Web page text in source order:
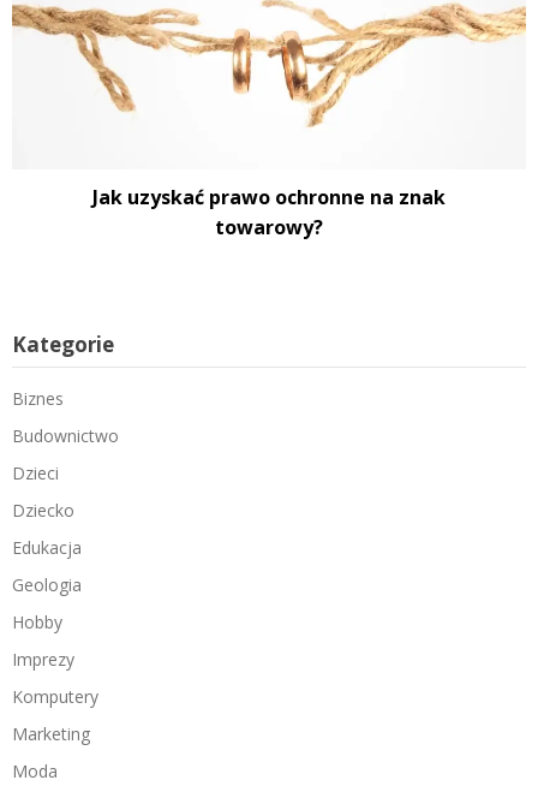
Jak uzyskać prawo ochronne na znak
towarowy?
Kategorie
Biznes
Budownictwo
Dzieci
Dziecko
Edukacja
Geologia
Hobby
Imprezy
Komputery
Marketing
Moda